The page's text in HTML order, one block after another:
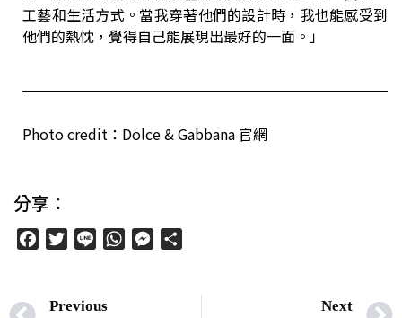
工藝和生活方式。當我穿著他們的設計時，我也能感受到
他們的熱忱，覺得自己能展現出最好的一面。」
Photo credit ： Dolce & Gabbana 官網
分享：
FacebookTwitter
Line WhatsAppMessenger
Previous Next